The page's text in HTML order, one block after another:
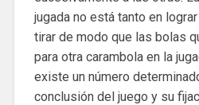
jugada no está tanto en
tirar de modo que las bolas
para otra carambola en la
existe un número
conclusión del juego y su